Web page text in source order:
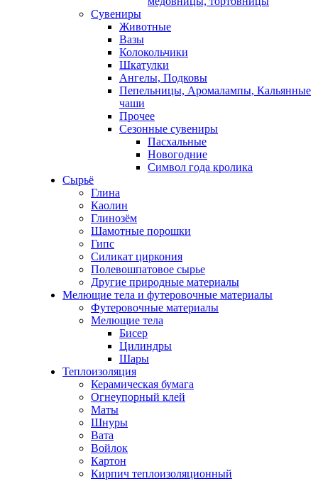
Сувениры
Животные
Вазы
Колокольчики
Шкатулки
Ангелы, Подковы
Пепельницы, Аромалампы, Кальянные
чаши
Прочее
Сезонные сувениры
Пасхальные
Новогодние
Символ года кролика
Сырьё
Глина
Каолин
Глинозём
Шамотные порошки
Гипс
Силикат циркония
Полевошпатовое сырье
Другие природные материалы
Мелющие тела и футеровочные материалы
Футеровочные материалы
Мелющие тела
Бисер
Цилиндры
Шары
Теплоизоляция
Керамическая бумага
Огнеупорный клей
Маты
Шнуры
Вата
Войлок
Картон
Кирпич теплоизоляционный